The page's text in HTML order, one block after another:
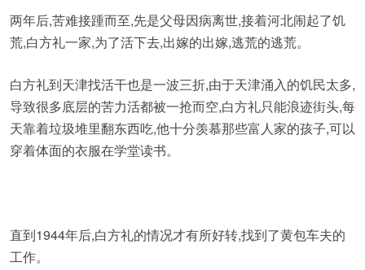
两年后,苦难接踵而至,先是父母因病离世,接着河北闹起了饥
荒,白方礼一家,为了活下去,出嫁的出嫁,逃荒的逃荒。
白方礼到天津找活干也是一波三折,由于天津涌入的饥民太多,
导致很多底层的苦力活都被一抢而空,白方礼只能浪迹街头,每
天靠着垃圾堆里翻东西吃,他十分羡慕那些富人家的孩子,可以
穿着体面的衣服在学堂读书。
直到1944年后,白方礼的情况才有所好转,找到了黄包车夫的
工作。